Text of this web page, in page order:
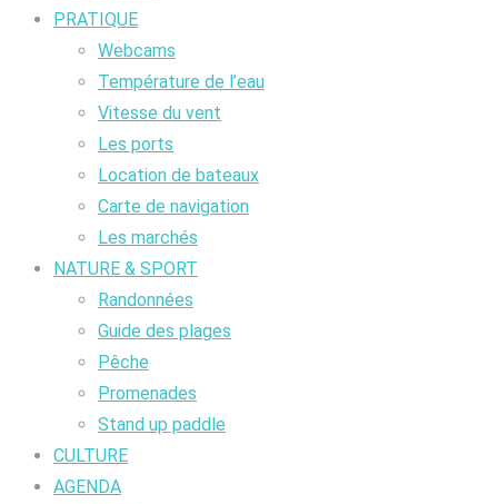
PRATIQUE
Webcams
Température de l’eau
Vitesse du vent
Les ports
Location de bateaux
Carte de navigation
Les marchés
NATURE & SPORT
Randonnées
Guide des plages
Pêche
Promenades
Stand up paddle
CULTURE
AGENDA